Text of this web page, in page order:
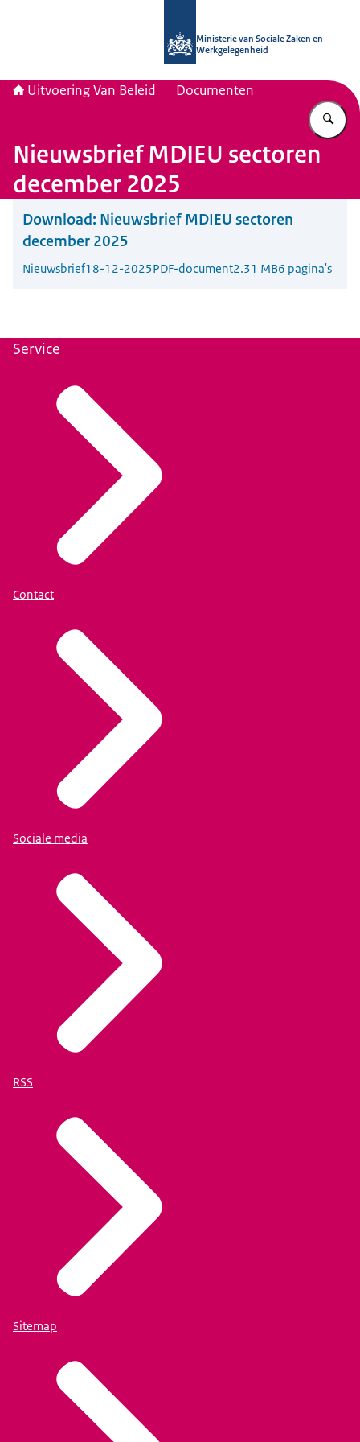
Ministerie van Sociale Zaken en
Werkgelegenheid
Uitvoering Van Beleid Documenten
Nieuwsbrief MDIEU sectoren
december 2025
Download: Nieuwsbrief MDIEU sectoren
december 2025
Nieuwsbrief18-12-2025PDF-document2.31 MB6 pagina's
Service
Contact
Sociale media
RSS
Sitemap